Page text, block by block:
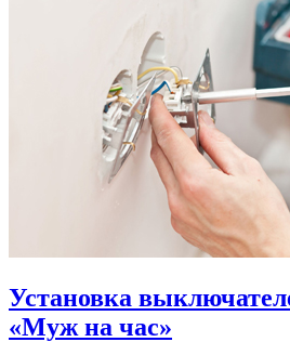
Установка
«Муж на час»